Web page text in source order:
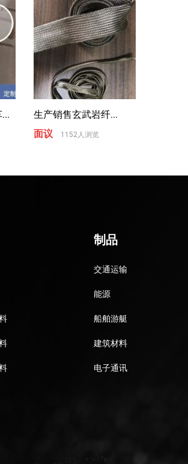
生产销售玄武岩纤...
面议
1152人浏览
制品
交通运输
能源
船舶游艇
建筑材料
电子通讯